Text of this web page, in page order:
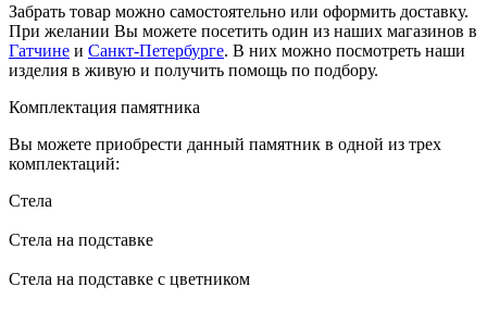
Забрать товар можно самостоятельно или оформить доставку.
При желании Вы можете посетить один из наших магазинов в
Гатчине и Санкт-Петербурге. В них можно посмотреть наши
изделия в живую и получить помощь по подбору.
Комплектация памятника
Вы можете приобрести данный памятник в одной из трех
комплектаций:
Стела
Стела на подставке
Стела на подставке с цветником